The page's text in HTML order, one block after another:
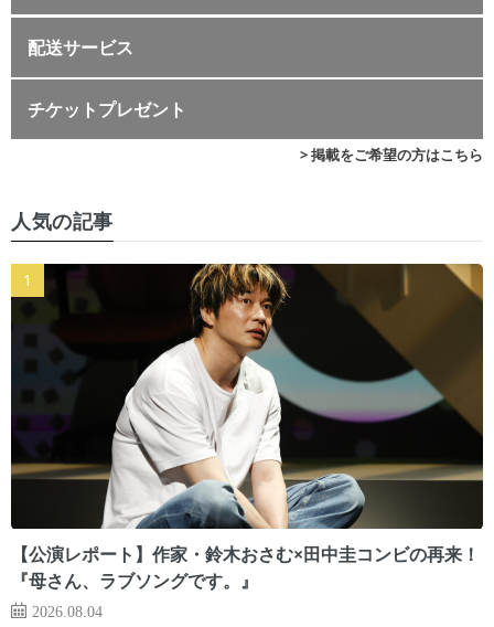
配送サービス
チケットプレゼント
> 掲載をご希望の方はこちら
人気の記事
【公演レポート】作家・鈴木おさむ×田中圭コンビの再来！
『母さん、ラブソングです。』
2026.08.04